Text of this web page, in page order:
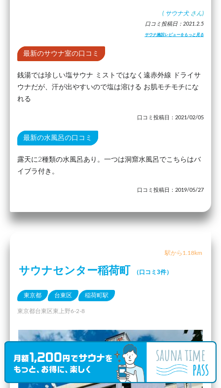
( サウナ犬 さん)
口コミ投稿日：2021.2.5
サウナ施設レビューをもっと見る
最新のサウナ室の口コミ
銭湯では珍しい塩サウナ ミストではなく遠赤外線 ドライサ
ウナだが、汗が出やすいので塩は溶ける お肌モチモチにな
れる
口コミ投稿日：2021/02/05
最新の水風呂の口コミ
露天に2種類の水風呂あり。一つは洞窟水風呂でこちらはバ
イブラ付き。
口コミ投稿日：2019/05/27
駅から1.18km
サウナセンター稲荷町 （口コミ3件）
東京都 台東区 稲荷町駅
東京都台東区東上野6-2-8